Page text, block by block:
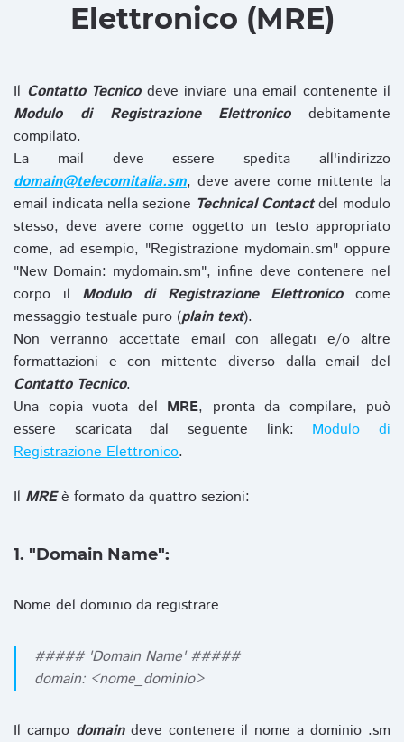
Elettronico (MRE)
Il Contatto Tecnicodeve inviare una email contenente il
Modulo di Registrazione Elettronicodebitamente
compilato.
La mail deve essere spedita all'indirizzo
domain@telecomitalia.sm, deve avere come mittente la
email indicata nella sezione Technical Contactdel modulo
stesso, deve avere come oggetto un testo appropriato
come, ad esempio, "Registrazione mydomain.sm" oppure
"New Domain: mydomain.sm", infine deve contenere nel
corpo il Modulo di Registrazione Elettronicocome
messaggio testuale puro (plain text).
Non verranno accettate email con allegati e/o altre
formattazioni e con mittente diverso dalla email del
Contatto Tecnico.
Una copia vuota del MRE, pronta da compilare, può
essere scaricata dal seguente link:Modulo di
Registrazione Elettronico.
Il MREè formato da quattro sezioni:
1. "Domain Name":
Nome del dominio da registrare
##### 'Domain Name' #####
domain: <nome_dominio>
Il campo domaindeve contenere il nome a dominio .sm